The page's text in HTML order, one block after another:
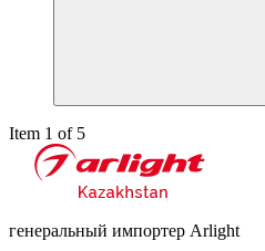
Item 1 of 5
генеральный импортер Arlight